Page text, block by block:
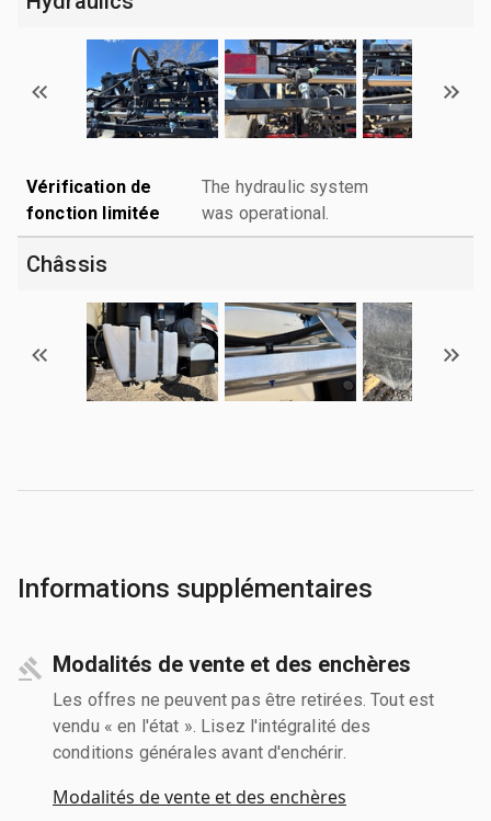
Vérification de
fonction limitée
The hydraulic system
was operational.
Châssis
Informations supplémentaires
Modalités de vente et des enchères
Les offres ne peuvent pas être retirées. Tout est
vendu « en l'état ». Lisez l'intégralité des
conditions générales avant d'enchérir.
Modalités de vente et des enchères